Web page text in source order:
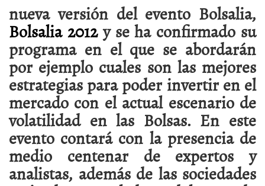
nueva versión del evento Bolsalia,
Bolsalia 2012y se ha confirmado su
programa en el que se abordarán
por ejemplo cuales son las mejores
estrategias para poder invertir en el
mercado con el actual escenario de
volatilidad en las Bolsas. En este
evento contará con la presencia de
medio centenar de expertos y
analistas, además de las sociedades